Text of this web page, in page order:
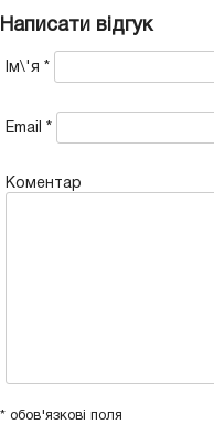
Написати відгук
Ім\'я *
Email *
Коментар
* обов'язкові поля